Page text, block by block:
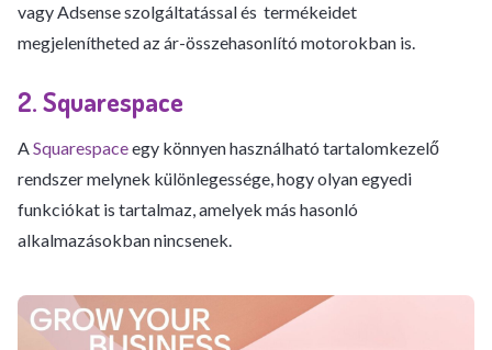
vagy Adsense szolgáltatással és termékeidet
megjelenítheted az ár-összehasonlító motorokban is.
2. Squarespace
ASquarespaceegy könnyen használható tartalomkezelő
rendszer melynek különlegessége, hogy olyan egyedi
funkciókat is tartalmaz, amelyek más hasonló
alkalmazásokban nincsenek.